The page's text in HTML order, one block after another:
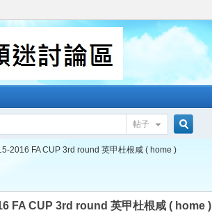
帖子
索
2016 FA CUP 3rd round 英甲杜根咸 ( home )
FA CUP 3rd round 英甲杜根咸 ( home )